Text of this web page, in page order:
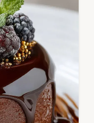
texture
glacer vos
facile